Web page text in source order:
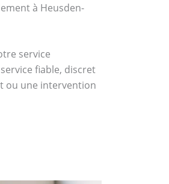
à Heusden-
service
fiable, discret
ou une intervention